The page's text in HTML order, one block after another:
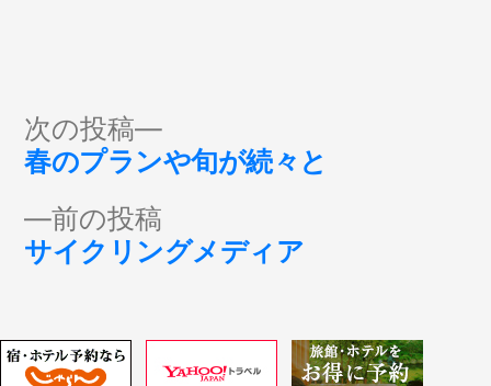
投
ナ
ゲ
前の投稿
の
サイクリングメディア
次の投稿
次
の
春のプランや旬が続々と